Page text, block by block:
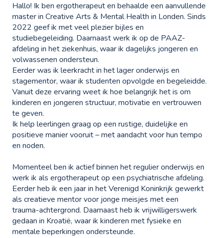
Hallo! Ik ben ergotherapeut en behaalde een aanvullende
master in Creative Arts & Mental Health in Londen. Sinds
2022 geef ik met veel plezier bijles en
studiebegeleiding. Daarnaast werk ik op de PAAZ-
afdeling in het ziekenhuis, waar ik dagelijks jongeren en
volwassenen ondersteun.
Eerder was ik leerkracht in het lager onderwijs en
stagementor, waar ik studenten opvolgde en begeleidde.
Vanuit deze ervaring weet ik hoe belangrijk het is om
kinderen en jongeren structuur, motivatie en vertrouwen
te geven.
Ik help leerlingen graag op een rustige, duidelijke en
positieve manier vooruit – met aandacht voor hun tempo
en noden.
Momenteel ben ik actief binnen het regulier onderwijs en
werk ik als ergotherapeut op een psychiatrische afdeling.
Eerder heb ik een jaar in het Verenigd Koninkrijk gewerkt
als creatieve mentor voor jonge meisjes met een
trauma-achtergrond. Daarnaast heb ik vrijwilligerswerk
gedaan in Kroatië, waar ik kinderen met fysieke en
mentale beperkingen ondersteunde.